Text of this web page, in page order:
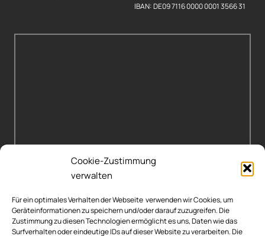
Cookie-Zustimmung
verwalten
Für ein optimales Verhalten der Webseite verwenden wir Cookies, um
Geräteinformationen zu speichern und/oder darauf zuzugreifen. Die
Zustimmung zu diesen Technologien ermöglicht es uns, Daten wie das
Surfverhalten oder eindeutige IDs auf dieser Website zu verarbeiten. Die
IBAN: DE09 7116 0000 0001 3566 31